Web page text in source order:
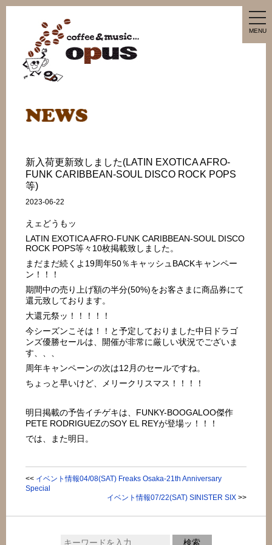
MENU
新入荷更新致しました(LATIN EXOTICA AFRO-
FUNK CARIBBEAN-SOUL DISCO ROCK POPS
等)
2023-06-22
えェどうもッ
LATIN EXOTICA AFRO-FUNK CARIBBEAN-SOUL DISCO
ROCK POPS等々10枚掲載致しました。
まだまだ続くよ19周年50％キャッシュBACKキャンペー
ン！！！
期間中の売り上げ額の半分(50%)をお客さまに商品券にて
還元致しております。
大還元祭ッ！！！！！
今シーズンこそは！！と予定しておりました中日ドラゴ
ンズ優勝セールは、開催が非常に厳しい状況でございま
す、、、
周年キャンペーンの次は12月のセールですね。
ちょっと早いけど、メリークリスマス！！！！
明日掲載の予告イチゲキは、FUNKY-BOOGALOO傑作
PETE RODRIGUEZのSOY EL REYが登場ッ！！！
では、また明日。
<< イベント情報04/08(SAT) Freaks Osaka-21th Anniversary
Special
イベント情報07/22(SAT) SINISTER SIX>>